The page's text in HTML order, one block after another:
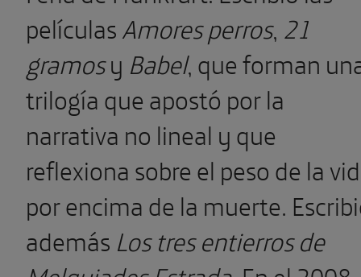
películasAmores perros, 21
gramosy Babel, que forman
trilogía que apostó por la
narrativa no lineal y que
reflexiona sobre el peso de la
por encima de la muerte.
además Los tres entierros de